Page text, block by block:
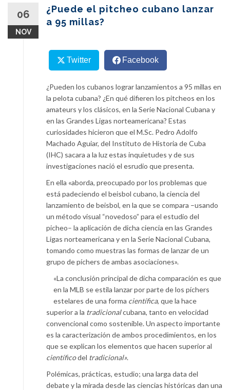
06
NOV
¿Puede el pitcheo cubano lanzar
a 95 millas?
Twitter Facebook
¿Pueden los cubanos lograr lanzamientos a 95 millas en
la pelota cubana? ¿En qué difieren los pitcheos en los
amateurs y los clásicos, en la Serie Nacional Cubana y
en las Grandes Ligas norteamericana? Estas
curiosidades hicieron que el M.Sc. Pedro Adolfo
Machado Aguiar, del Instituto de Historia de Cuba
(IHC) sacara a la luz estas inquietudes y de sus
investigaciones nació el esrudio que presenta.
En ella «aborda, preocupado por los problemas que
está padeciendo el beisbol cubano, la ciencia del
lanzamiento de beisbol, en la que se compara –usando
un método visual “novedoso” para el estudio del
picheo– la aplicación de dicha ciencia en las Grandes
Ligas norteamericana y en la Serie Nacional Cubana,
tomando como muestras las formas de lanzar de un
grupo de píchers de ambas asociaciones».
«La conclusión principal de dicha comparación es que
en la MLB se estila lanzar por parte de los píchers
estelares de una forma científica, que la hace
superior a la tradicionalcubana, tanto en velocidad
convencional como sostenible. Un aspecto importante
es la caracterización de ambos procedimientos, en los
que se explican los elementos que hacen superior al
científicodel tradicional».
Polémicas, prácticas, estudio; una larga data del
debate y la mirada desde las ciencias históricas dan una